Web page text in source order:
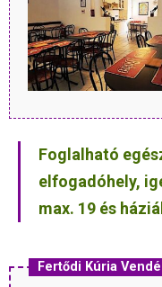
Foglalható
elfogadóhely,
max. 19 és
Fertődi Kúria